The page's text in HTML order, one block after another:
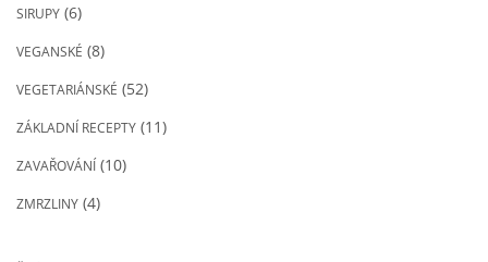
SIRUPY (6)
VEGANSKÉ (8)
VEGETARIÁNSKÉ (52)
ZÁKLADNÍ RECEPTY (11)
ZAVAŘOVÁNÍ (10)
ZMRZLINY (4)